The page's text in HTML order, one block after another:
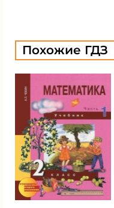
Похожие ГДЗ